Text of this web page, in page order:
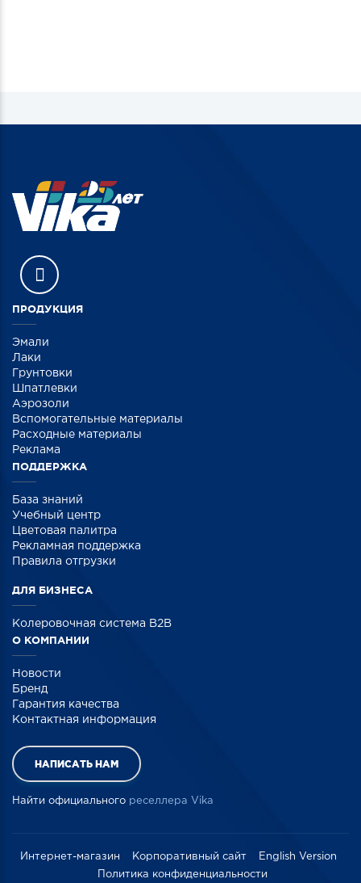
ПРОДУКЦИЯ
Эмали
Лаки
Грунтовки
Шпатлевки
Аэрозоли
Вспомогательные материалы
Расходные материалы
Реклама
ПОДДЕРЖКА
База знаний
Учебный центр
Цветовая палитра
Рекламная поддержка
Правила отгрузки
ДЛЯ БИЗНЕСА
Колеровочная система B2B
О КОМПАНИИ
Новости
Бренд
Гарантия качества
Контактная информация
НАПИСАТЬ НАМ
Найти официального реселлера Vika
Интернет-магазин Корпоративный сайт
English Version
Политика конфиденциальности